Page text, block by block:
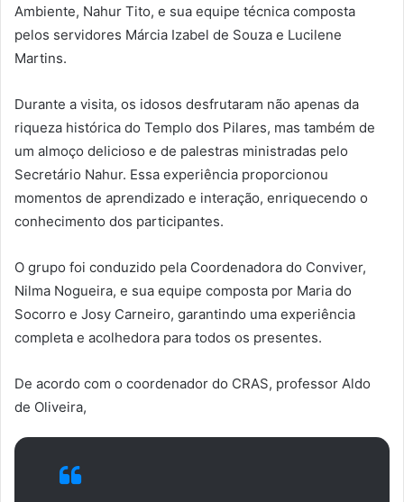
Ambiente, Nahur Tito, e sua equipe técnica composta
pelos servidores Márcia Izabel de Souza e Lucilene
Martins.
Durante a visita, os idosos desfrutaram não apenas da
riqueza histórica do Templo dos Pilares, mas também de
um almoço delicioso e de palestras ministradas pelo
Secretário Nahur. Essa experiência proporcionou
momentos de aprendizado e interação, enriquecendo o
conhecimento dos participantes.
O grupo foi conduzido pela Coordenadora do Conviver,
Nilma Nogueira, e sua equipe composta por Maria do
Socorro e Josy Carneiro, garantindo uma experiência
completa e acolhedora para todos os presentes.
De acordo com o coordenador do CRAS, professor Aldo
de Oliveira,